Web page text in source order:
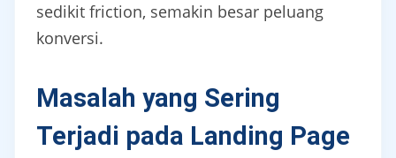
sedikit friction, semakin besar peluang
konversi.
Masalah yang Sering
Terjadi pada Landing Page